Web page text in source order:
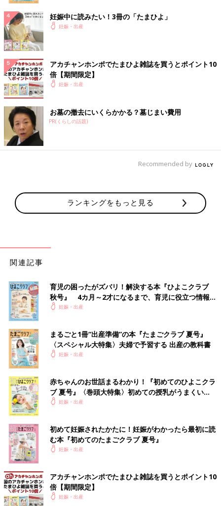
妊娠中に読みたい！3冊の「たまひよ」
妊娠・出産
アカチャンホンポでたまひよ雑誌を買うとポイント10
倍【期間限定】
妊娠・出産
お墓の撤去にいくらかかる？墓じまい費用
PR(くらしの話題)
Recommended by
ランキングをもっと見る
関連記事
育児の困ったがズバリ！解決する本『ひよこクラブ
秋号』 4カ月～2才になるまで、育児に役立つ情報が
いっぱい！
妊娠・出産
まるごと1冊“出産準備”の本『たまごクラブ 夏号』
〈スペシャル大特集〉夫婦で予習する 出産の教科書
妊娠・出産
赤ちゃんのお世話まるわかり！『初めてのひよこクラ
ブ 夏号』〈巻頭大特集〉初めての授乳がうまくい
く！ おっぱい・ミルクの基本と夏のトラブル 解決テ
妊娠・出産
初めて妊娠されたかたに！妊娠がわかったら最初に読
む本『初めてのたまごクラブ 夏号』
妊娠・出産
アカチャンホンポでたまひよ雑誌を買うとポイント10
倍【期間限定】
妊娠・出産